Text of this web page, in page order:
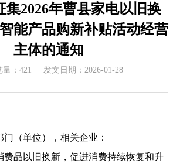
集2026年曹县家电以旧换
能产品购新补贴活动经营
主体的通知
： 421 发文日期： 2026-01-28
门（单位），相关企业 ：
费品以旧换新，促进消费持续恢复和升